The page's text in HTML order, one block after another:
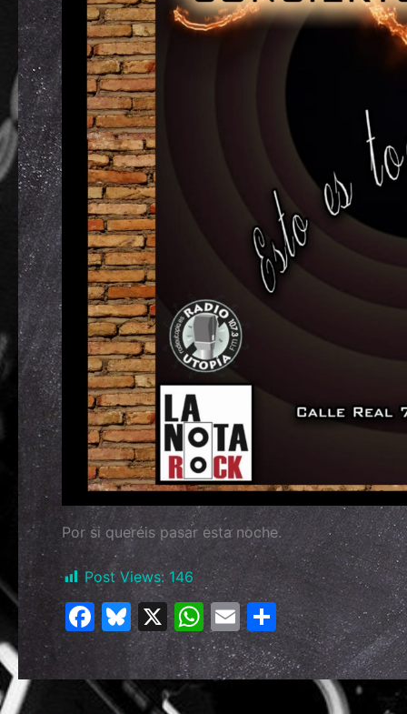
Por si queréis pasar esta noche.
Post Views: 146
F
a
c
e
Bl
u
e
s
X W
h
at
E
m
ai
C
o
m